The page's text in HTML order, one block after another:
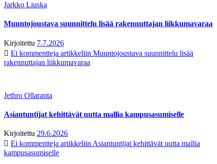
Jarkko Liuska
Muuntojoustava suunnittelu lisää rakennuttajan liikkumavaraa
Kirjoitettu 7.7.2026
Ei kommentteja artikkeliin Muuntojoustava suunnittelu lisää
rakennuttajan liikkumavaraa
Jethro Ollaranta
Asiantuntijat kehittävät uutta mallia kampusasumiselle
Kirjoitettu 29.6.2026
Ei kommentteja artikkeliin Asiantuntijat kehittävät uutta mallia
kampusasumiselle